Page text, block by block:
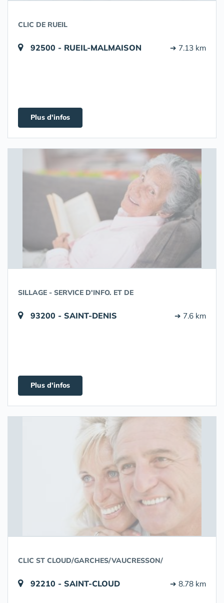
CLIC DE RUEIL
92500 - RUEIL-MALMAISON ➔ 7.13 km
Plus d'infos
SILLAGE - SERVICE D'INFO. ET DE
93200 - SAINT-DENIS ➔ 7.6 km
Plus d'infos
CLIC ST CLOUD/GARCHES/VAUCRESSON/
92210 - SAINT-CLOUD ➔ 8.78 km